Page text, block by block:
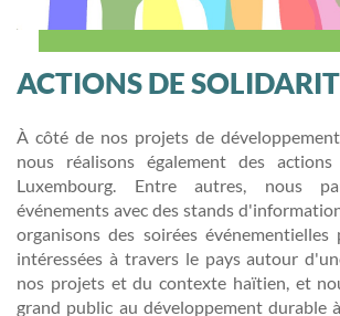
ACTIONS DE
À côté de nos projets de
nous réalisons également des
Luxembourg. Entre autres, nous
événements avec des stands
organisons des soirées
intéressées à travers le paysautour
nos projets et du contexte haïtien, et
grand public au développement durable